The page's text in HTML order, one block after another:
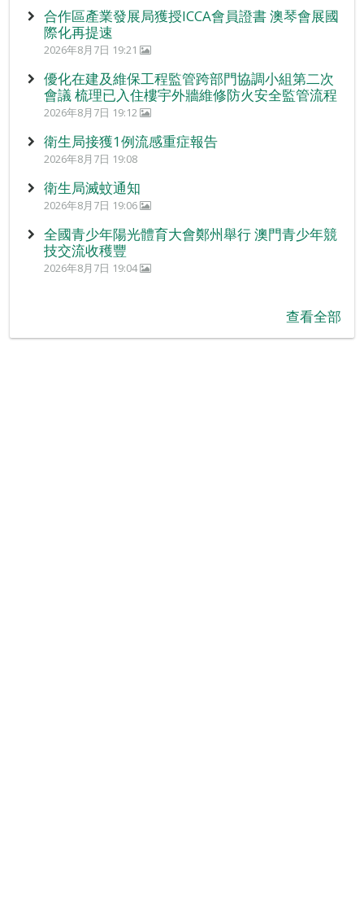
合作區產業發展局獲授ICCA會員證書 澳琴會展國
際化再提速
2026年8月7日 19:21
優化在建及維保工程監管跨部門協調小組第二次
會議 梳理已入住樓宇外牆維修防火安全監管流程
2026年8月7日 19:12
衛生局接獲1例流感重症報告
2026年8月7日 19:08
衛生局滅蚊通知
2026年8月7日 19:06
全國青少年陽光體育大會鄭州舉行 澳門青少年競
技交流收穫豐
2026年8月7日 19:04
查看全部